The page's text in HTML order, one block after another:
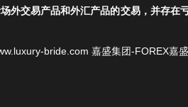
外交易产品和外汇产品的交易，并存
bride.com 嘉盛集团-FOREX嘉